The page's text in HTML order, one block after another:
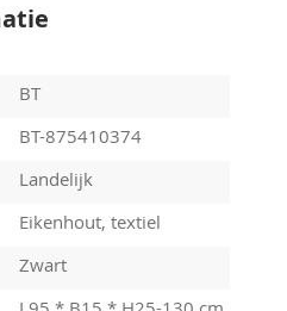
BT
BT-875410374
Landelijk
Eikenhout, textiel
Zwart